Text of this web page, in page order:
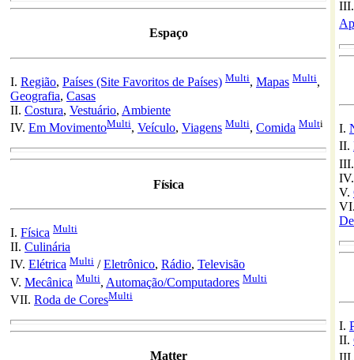
Espaço
I. Região, Países (Site Favoritos de Países) Multi, Mapas Multi,
Geografia, Casas
II. Costura, Vestuário, Ambiente
IV. Em MovimentoMulti, Veículo, Viagens Multi, Comida Multi
Física
I. Física Multi
II. Culinária
IV. Elétrica Multi /Eletrônico, Rádio, Televisão
V. Mecânica Multi, Automação/Computadores Multi
VII. Roda de CoresMulti
Matter
I.
II.
V.
I.
II.